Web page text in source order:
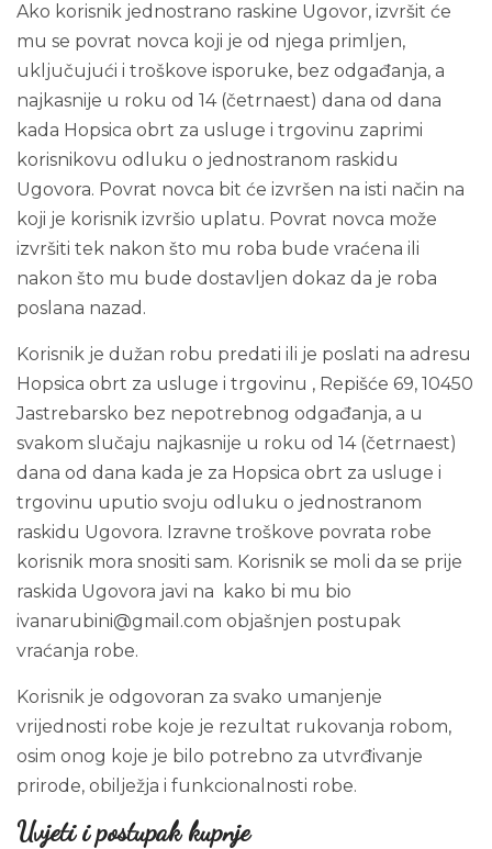
Ako korisnik jednostrano raskine Ugovor, izvršit će
mu se povrat novca koji je od njega primljen,
uključujući i troškove isporuke, bez odgađanja, a
najkasnije u roku od 14 (četrnaest) dana od dana
kada Hopsica obrt za usluge i trgovinu zaprimi
korisnikovu odluku o jednostranom raskidu
Ugovora. Povrat novca bit će izvršen na isti način na
koji je korisnik izvršio uplatu. Povrat novca može
izvršiti tek nakon što mu roba bude vraćena ili
nakon što mu bude dostavljen dokaz da je roba
poslana nazad.
Korisnik je dužan robu predati ili je poslati na adresu
Hopsica obrt za usluge i trgovinu , Repišće 69, 10450
Jastrebarsko bez nepotrebnog odgađanja, a u
svakom slučaju najkasnije u roku od 14 (četrnaest)
dana od dana kada je za Hopsica obrt za usluge i
trgovinu uputio svoju odluku o jednostranom
raskidu Ugovora. Izravne troškove povrata robe
korisnik mora snositi sam. Korisnik se moli da se prije
raskida Ugovora javi na kako bi mu bio
ivanarubini@gmail.com objašnjen postupak
vraćanja robe.
Korisnik je odgovoran za svako umanjenje
vrijednosti robe koje je rezultat rukovanja robom,
osim onog koje je bilo potrebno za utvrđivanje
prirode, obilježja i funkcionalnosti robe.
Uvjeti i postupak kupnje